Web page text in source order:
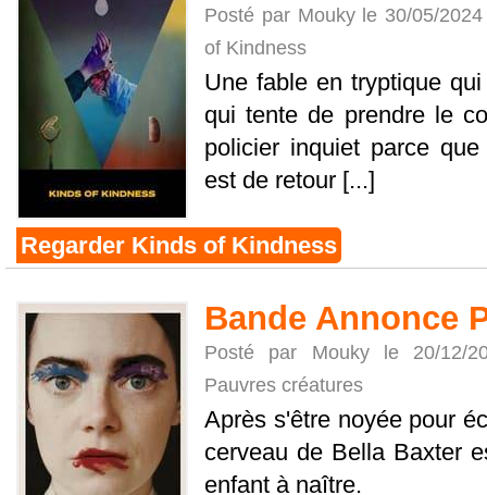
Posté par Mouky le 30/05/
of Kindness
Une fable en tryptique
qui tente de prendre le
policier inquiet parce
est de retour [...]
Regarder Kinds of Kindness
Bande Annonce
Posté par Mouky le 20/12/
Pauvres créatures
Après s'être noyée pour
cerveau de Bella Baxter
enfant à naître.